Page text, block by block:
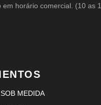
em horário comercial. (10 as
MEDIDA